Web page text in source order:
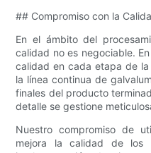
## Compromiso con la
En el ámbito del
calidad no es negociable.
calidad en cada etapa de
la línea continua de
finales del producto
detalle se gestione
Nuestro compromiso de
mejora la calidad de los